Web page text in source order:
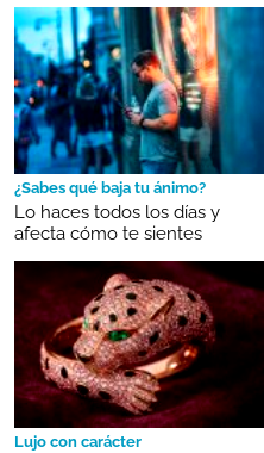
¿Sabes qué baja tu ánimo?
Lo haces todos los días y
afecta cómo te sientes
Lujo con carácter